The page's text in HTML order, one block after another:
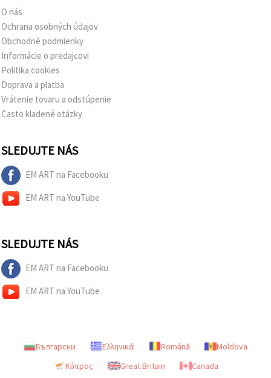
Alebo
uviesť svoje
preferencie
Nastaveniach
výberom
typu
súborov
kliknutím
Prijať
všetko
Nastavenia
O nás
Ochrana osobných údajov
Obchodné podmienky
Informácie o predajcovi
Politika cookies
Doprava a platba
Vrátenie tovaru a odstúpenie
Často kladené otázky
SLEDUJTE NÁS
EM ART na Facebooku
EM ART na YouTube
SLEDUJTE NÁS
EM ART na Facebooku
EM ART na YouTube
Български Ελληνικά Română
Moldova
Κύπρος
Great Britain Canada